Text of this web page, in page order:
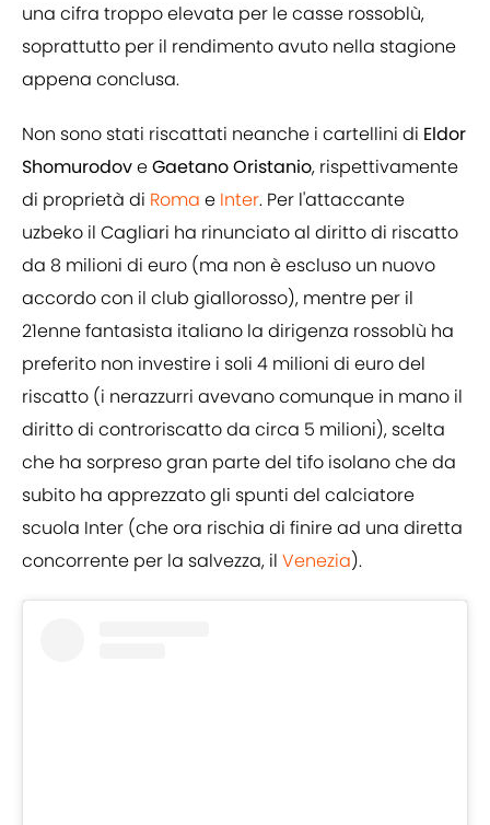
una cifra troppo elevata per le casse rossoblù,
soprattutto per il rendimento avuto nella stagione
appena conclusa.
Non sono stati riscattati neanche i cartellini di Eldor
ShomurodoveGaetano Oristanio, rispettivamente
di proprietà di Roma e Inter. Per l'attaccante
uzbeko il Cagliari ha rinunciato al diritto di riscatto
da 8 milioni di euro (ma non è escluso un nuovo
accordo con il club giallorosso), mentre per il
21enne fantasista italiano la dirigenza rossoblù ha
preferito non investire i soli 4 milioni di euro del
riscatto (i nerazzurri avevano comunque in mano il
diritto di controriscatto da circa 5 milioni), scelta
che ha sorpreso gran parte del tifo isolano che da
subito ha apprezzato gli spunti del calciatore
scuola Inter (che ora rischia di finire ad una diretta
concorrente per la salvezza, il Venezia).